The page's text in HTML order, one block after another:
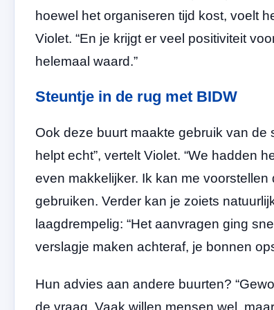
hoewel het organiseren tijd kost, voelt
Violet. “En je krijgt er veel positiviteit
helemaal waard.”
Steuntje in de rug met BIDW
Ook deze buurt maakte gebruik van de
helpt echt”, vertelt Violet. “We hadden
even makkelijker. Ik kan me
gebruiken. Verder kan je zoiets
laagdrempelig: “Het aanvragen ging
verslagje maken achteraf, je bonnen
Hun advies aan andere buurten?